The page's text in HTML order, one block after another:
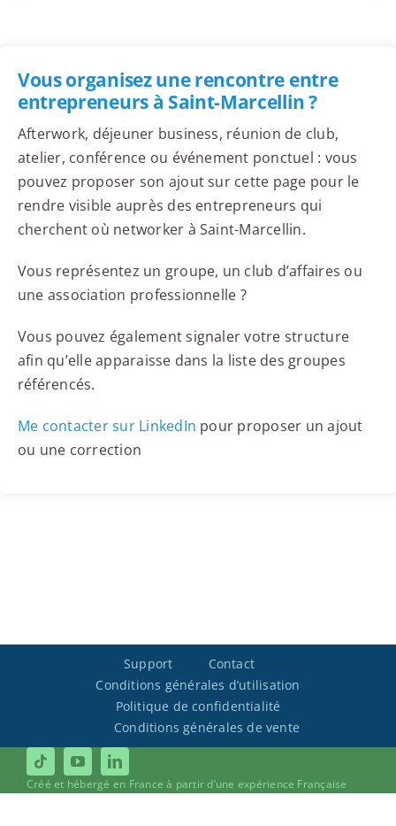
Vous organisez une rencontre entre
entrepreneurs à Saint-Marcellin ?
Afterwork, déjeuner business, réunion de club,
atelier, conférence ou événement ponctuel : vous
pouvez proposer son ajout sur cette page pour le
rendre visible auprès des entrepreneurs qui
cherchent où networker à Saint-Marcellin.
Vous représentez un groupe, un club d’affaires ou
une association professionnelle ?
Vous pouvez également signaler votre structure
afin qu’elle apparaisse dans la liste des groupes
référencés.
Me contacter sur LinkedIn pour proposer un ajout
ou une correction
Support
Contact
Conditions générales d’utilisation
Politique de confidentialité
Conditions générales de vente
Créé et hébergé en France à partir d’une expérience Française